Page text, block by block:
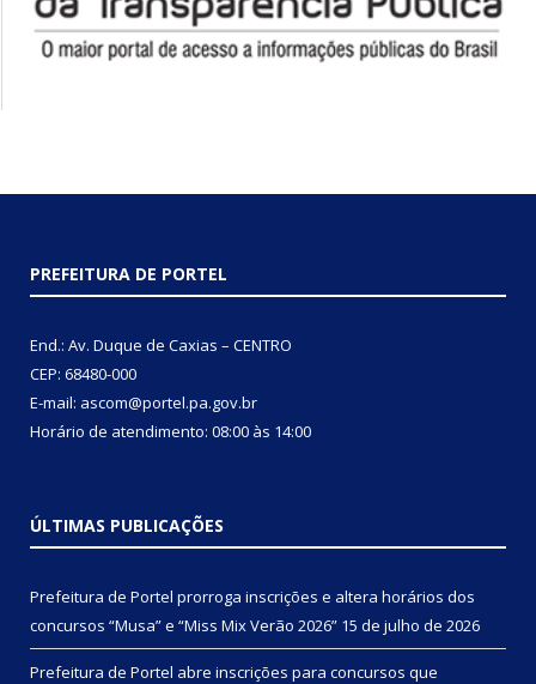
PREFEITURA DE PORTEL
End.: Av. Duque de Caxias – CENTRO
CEP: 68480-000
E-mail: ascom@portel.pa.gov.br
Horário de atendimento: 08:00 às 14:00
ÚLTIMAS PUBLICAÇÕES
Prefeitura de Portel prorroga inscrições e altera horários dos
concursos “Musa” e “Miss Mix Verão 2026” 15 de julho de 2026
Prefeitura de Portel abre inscrições para concursos que